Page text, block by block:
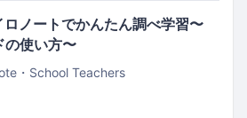
ノートでかんたん調べ学習〜
使い方〜
・School Teachers